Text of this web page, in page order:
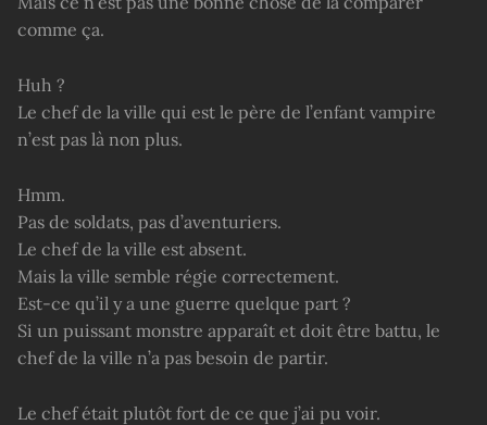
comme ça.
Huh ?
Le chef de la ville qui est le père de l’enfant vampire
n’est pas là non plus.
Hmm.
Pas de soldats, pas d’aventuriers.
Le chef de la ville est absent.
Mais la ville semble régie correctement.
Est-ce qu’il y a une guerre quelque part ?
Si un puissant monstre apparaît et doit être battu, le
chef de la ville n’a pas besoin de partir.
Le chef était plutôt fort de ce que j’ai pu voir.